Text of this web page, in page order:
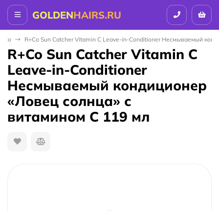
GOLDENHAIRS.RU
R+Co Sun Catcher Vitamin C Leave-in-Conditioner Несмываемый
R+Co Sun Catcher Vitamin C
Leave-in-Conditioner
Несмываемый кондиционер
«Ловец солнца» с
витамином С 119 мл